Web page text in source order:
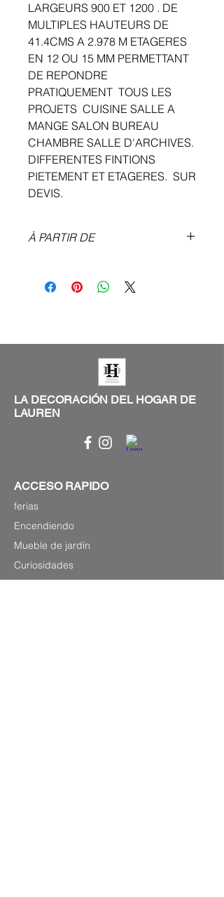
LARGEURS 900 ET 1200 . DE
MULTIPLES HAUTEURS DE
41.4CMS A 2.978 M ETAGERES
EN 12 OU 15 MM PERMETTANT
DE REPONDRE
PRATIQUEMENT TOUS LES
PROJETS CUISINE SALLE A
MANGE SALON BUREAU
CHAMBRE SALLE D'ARCHIVES.
DIFFERENTES FINTIONS
PIETEMENT ET ETAGERES. SUR
DEVIS.
À PARTIR DE
LA DECORACIÓN DEL HOGAR DE
LAUREN
ACCESO RAPIDO
ferias
Encendiendo
Mueble de jardín
Curiosidades